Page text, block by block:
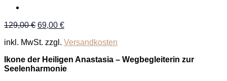
129,00€ Ursprünglicher
war:
69,00 €Aktueller
ist:
inkl. MwSt. zzgl. Versandkosten
Ikone der Heiligen Anastasia – Wegbegleiterin zur
Seelenharmonie